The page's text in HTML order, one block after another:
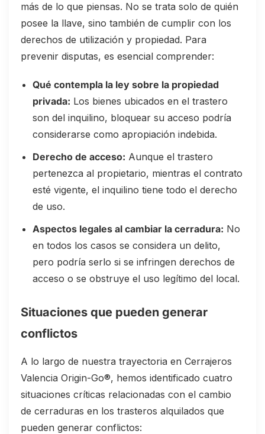
más de lo que piensas. No se trata solo de quién
posee la llave, sino también de cumplir con los
derechos de utilización y propiedad. Para
prevenir disputas, es esencial comprender:
Qué contempla la ley sobre la propiedad
privada: Los bienes ubicados en el trastero
son del inquilino, bloquear su acceso podría
considerarse como apropiación indebida.
Derecho de acceso: Aunque el trastero
pertenezca al propietario, mientras el contrato
esté vigente, el inquilino tiene todo el derecho
de uso.
Aspectos legales al cambiar la cerradura: No
en todos los casos se considera un delito,
pero podría serlo si se infringen derechos de
acceso o se obstruye el uso legítimo del local.
Situaciones que pueden generar
conflictos
A lo largo de nuestra trayectoria en Cerrajeros
Valencia Origin-Go®, hemos identificado cuatro
situaciones críticas relacionadas con el cambio
de cerraduras en los trasteros alquilados que
pueden generar conflictos: